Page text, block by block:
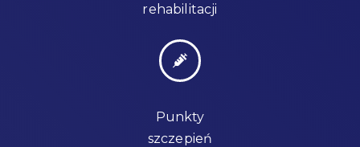
rehabilitacji
Punkty
szczepień